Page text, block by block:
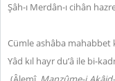
Şâh-ı Merdân-ı cihân
Cümle ashâba mahabbet
Yâd kıl hayr du’â ile bi-